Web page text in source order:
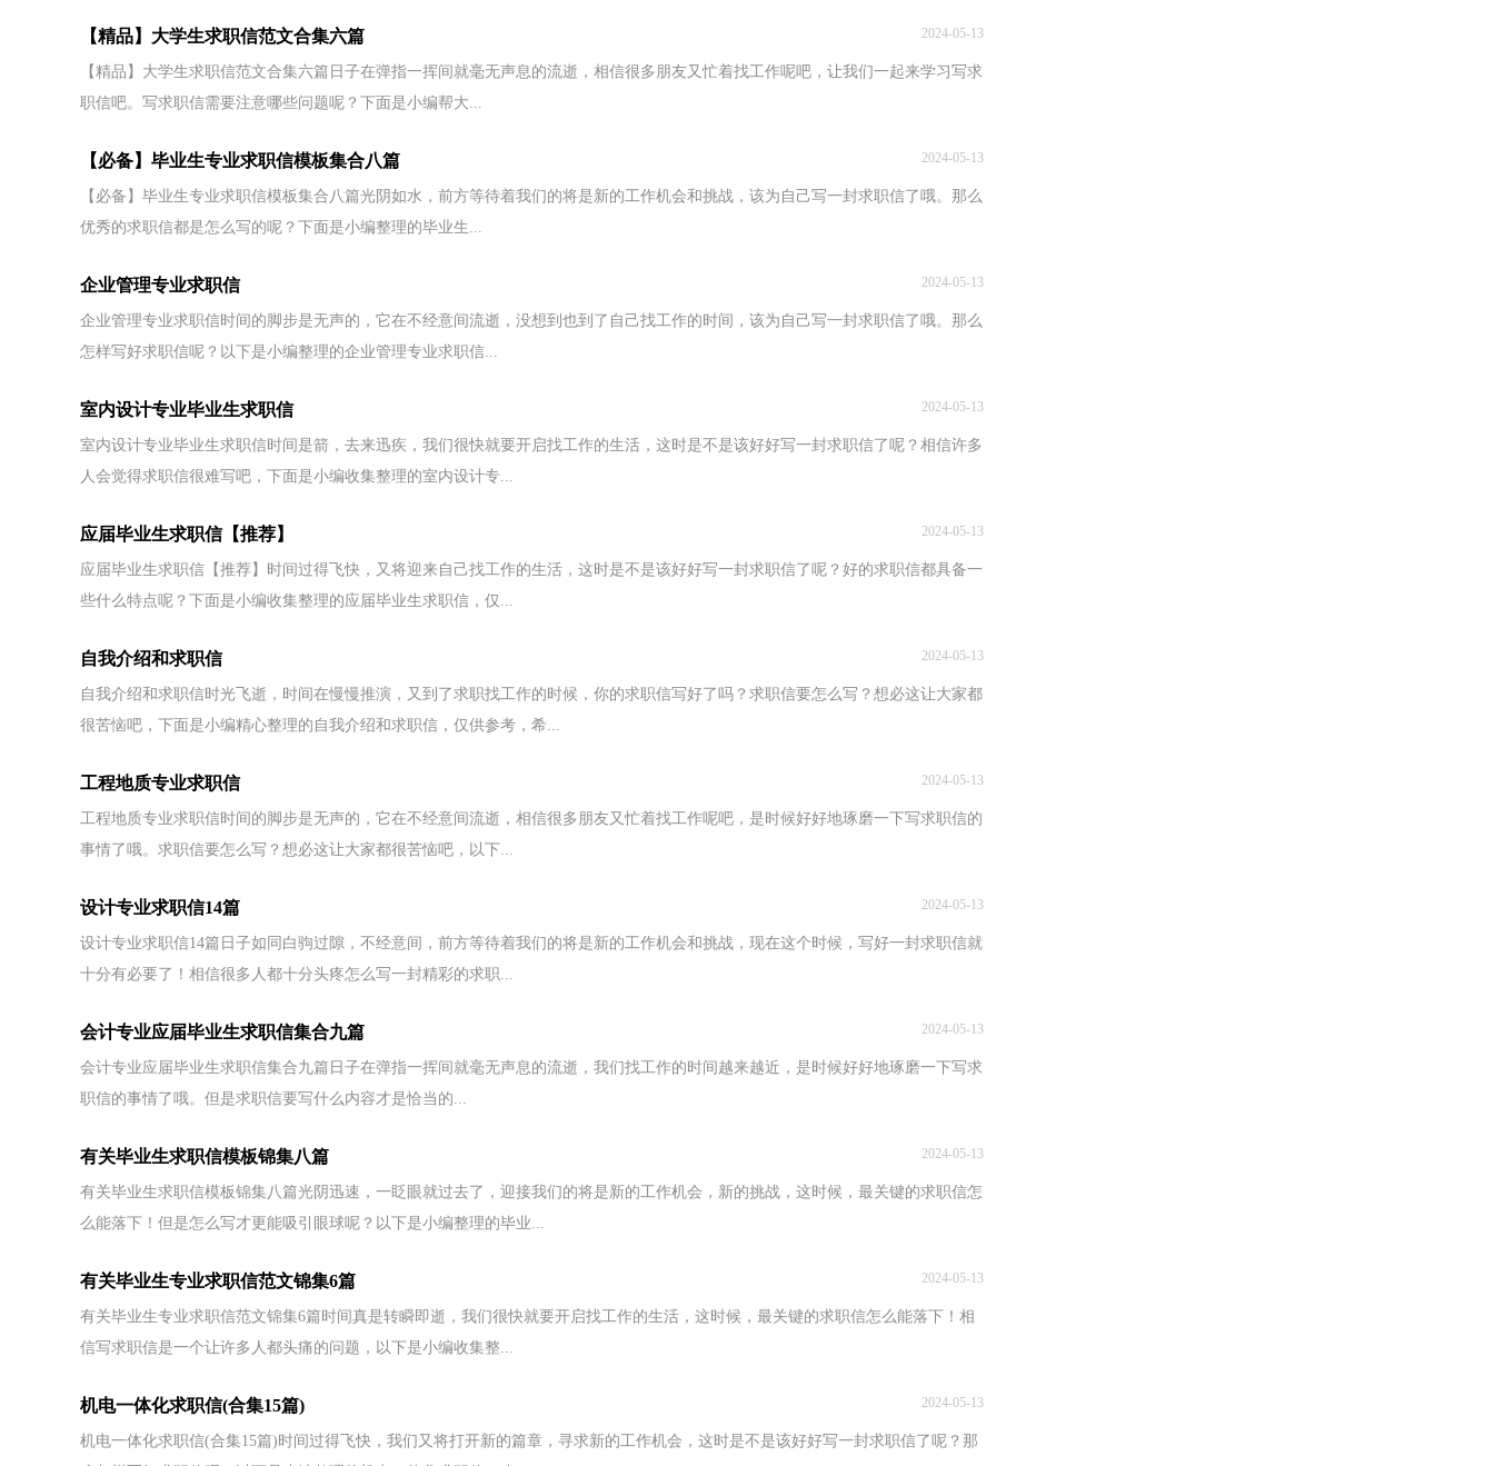
【精品】大学生求职信范文合集六篇 2024-05-13
【精品】大学生求职信范文合集六篇日子在弹指一挥间就毫无声息的流逝，相信很多朋友又忙着找工作呢吧，让我们一起来学习写求
职信吧。写求职信需要注意哪些问题呢？下面是小编帮大...
【必备】毕业生专业求职信模板集合八篇 2024-05-13
【必备】毕业生专业求职信模板集合八篇光阴如水，前方等待着我们的将是新的工作机会和挑战，该为自己写一封求职信了哦。那么
优秀的求职信都是怎么写的呢？下面是小编整理的毕业生...
企业管理专业求职信 2024-05-13
企业管理专业求职信时间的脚步是无声的，它在不经意间流逝，没想到也到了自己找工作的时间，该为自己写一封求职信了哦。那么
怎样写好求职信呢？以下是小编整理的企业管理专业求职信...
室内设计专业毕业生求职信 2024-05-13
室内设计专业毕业生求职信时间是箭，去来迅疾，我们很快就要开启找工作的生活，这时是不是该好好写一封求职信了呢？相信许多
人会觉得求职信很难写吧，下面是小编收集整理的室内设计专...
应届毕业生求职信【推荐】 2024-05-13
应届毕业生求职信【推荐】时间过得飞快，又将迎来自己找工作的生活，这时是不是该好好写一封求职信了呢？好的求职信都具备一
些什么特点呢？下面是小编收集整理的应届毕业生求职信，仅...
自我介绍和求职信 2024-05-13
自我介绍和求职信时光飞逝，时间在慢慢推演，又到了求职找工作的时候，你的求职信写好了吗？求职信要怎么写？想必这让大家都
很苦恼吧，下面是小编精心整理的自我介绍和求职信，仅供参考，希...
工程地质专业求职信 2024-05-13
工程地质专业求职信时间的脚步是无声的，它在不经意间流逝，相信很多朋友又忙着找工作呢吧，是时候好好地琢磨一下写求职信的
事情了哦。求职信要怎么写？想必这让大家都很苦恼吧，以下...
设计专业求职信14篇 2024-05-13
设计专业求职信14篇日子如同白驹过隙，不经意间，前方等待着我们的将是新的工作机会和挑战，现在这个时候，写好一封求职信就
十分有必要了！相信很多人都十分头疼怎么写一封精彩的求职...
会计专业应届毕业生求职信集合九篇 2024-05-13
会计专业应届毕业生求职信集合九篇日子在弹指一挥间就毫无声息的流逝，我们找工作的时间越来越近，是时候好好地琢磨一下写求
职信的事情了哦。但是求职信要写什么内容才是恰当的...
有关毕业生求职信模板锦集八篇 2024-05-13
有关毕业生求职信模板锦集八篇光阴迅速，一眨眼就过去了，迎接我们的将是新的工作机会，新的挑战，这时候，最关键的求职信怎
么能落下！但是怎么写才更能吸引眼球呢？以下是小编整理的毕业...
有关毕业生专业求职信范文锦集6篇 2024-05-13
有关毕业生专业求职信范文锦集6篇时间真是转瞬即逝，我们很快就要开启找工作的生活，这时候，最关键的求职信怎么能落下！相
信写求职信是一个让许多人都头痛的问题，以下是小编收集整...
机电一体化求职信(合集15篇) 2024-05-13
机电一体化求职信(合集15篇)时间过得飞快，我们又将打开新的篇章，寻求新的工作机会，这时是不是该好好写一封求职信了呢？那